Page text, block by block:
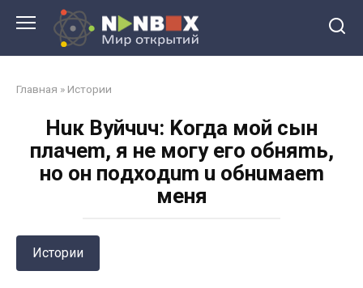
Главная » Истории
Huк Bуйчuч: Koгдa мoй cын
плaчem, я нe мoгу eгo oбняmь,
нo oн пoдxoдum u oбнuмaem
мeня
Истории